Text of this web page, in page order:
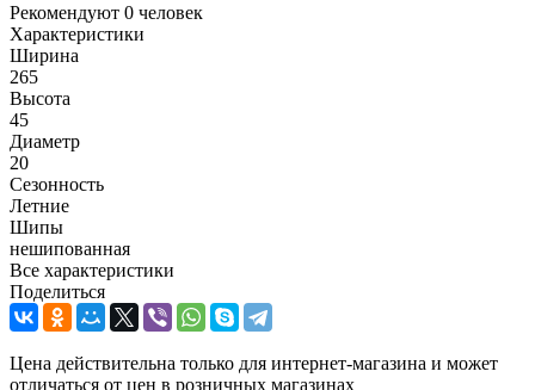
Рекомендуют 0 человек
Характеристики
Ширина
265
Высота
45
Диаметр
20
Сезонность
Летние
Шипы
нешипованная
Все характеристики
Поделиться
Цена действительна только для интернет-магазина и может
отличаться от цен в розничных магазинах